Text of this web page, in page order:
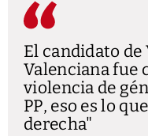
El candidato
Valenciana fue
violencia de
PP, eso es lo
derecha